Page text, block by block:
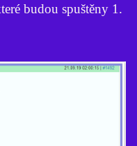
budou spuštěny 1.